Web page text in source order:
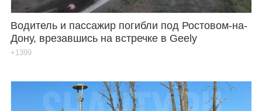
Водитель и пассажир погибли под Ростовом-на-
Дону, врезавшись на встречке в Geely
+1399